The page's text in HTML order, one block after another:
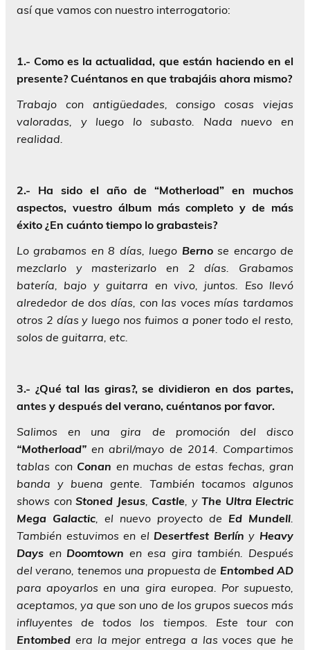
así que vamos con nuestro interrogatorio:
1.- Como es la actualidad, que están haciendo en el
presente? Cuéntanos en que trabajáis ahora mismo?
Trabajo con antigüedades, consigo cosas viejas
valoradas, y luego lo subasto. Nada nuevo en
realidad.
2.- Ha sido el año de “Motherload” en muchos
aspectos, vuestro álbum más completo y de más
éxito ¿En cuánto tiempo lo grabasteis?
Lo grabamos en 8 días, luego Bernose encargo de
mezclarlo y masterizarlo en 2 días. Grabamos
batería, bajo y guitarra en vivo, juntos. Eso llevó
alrededor de dos días, con las voces mías tardamos
otros 2 días y luego nos fuimos a poner todo el resto,
solos de guitarra, etc.
3.- ¿Qué tal las giras?, se dividieron en dos partes,
antes y después del verano, cuéntanos por favor.
Salimos en una gira de promoción del disco
“Motherload” en abril/mayo de 2014. Compartimos
tablas con Conan en muchas de estas fechas, gran
banda y buena gente. También tocamos algunos
shows con Stoned Jesus, Castle , y The Ultra Electric
Mega Galactic , el nuevo proyecto de Ed Mundell
También estuvimos en el Desertfest Berlín y Heavy
Days en Doomtown en esa gira también. Después
del verano, tenemos una propuesta de Entombed AD
para apoyarlos en una gira europea. Por supuesto,
aceptamos, ya que son uno de los grupos suecos más
influyentes de todos los tiempos. Este tour con
Entombed era la mejor entrega a las voces que he